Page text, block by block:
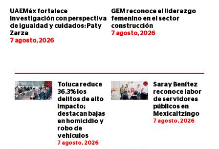
UAEMéx fortalece
investigación con perspectiva
de igualdad y cuidados: Paty
Zarza
7 agosto, 2026
GEM reconoce el liderazgo
femenino en el sector
construcción
7 agosto, 2026
Toluca reduce
36.3% los
delitos de alto
impacto;
destacan bajas
en homicidio y
robo de
vehículos
7 agosto, 2026
Saray Benítez
reconoce labor
de servidores
públicos en
Mexicaltzingo
7 agosto, 2026